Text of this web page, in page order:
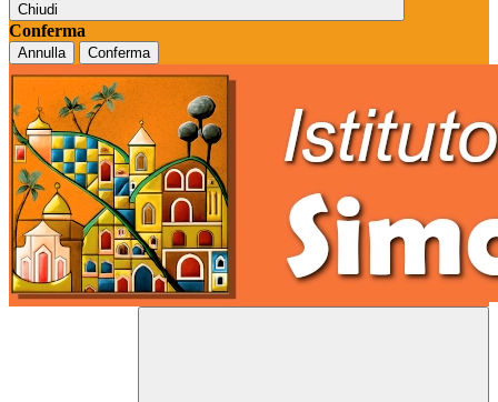
Chiudi
Conferma
Annulla Conferma